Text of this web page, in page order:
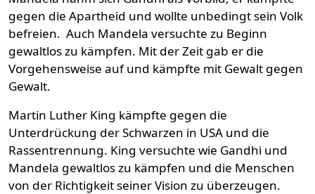
gegen die Apartheid und wollte unbedingt sein Volk
befreien. Auch Mandela versuchte zu Beginn
gewaltlos zu kämpfen. Mit der Zeit gab er die
Vorgehensweise auf und kämpfte mit Gewalt gegen
Gewalt.
Martin Luther King kämpfte gegen die
Unterdrückung der Schwarzen in USA und die
Rassentrennung. King versuchte wie Gandhi und
Mandela gewaltlos zu kämpfen und die Menschen
von der Richtigkeit seiner Vision zu überzeugen.